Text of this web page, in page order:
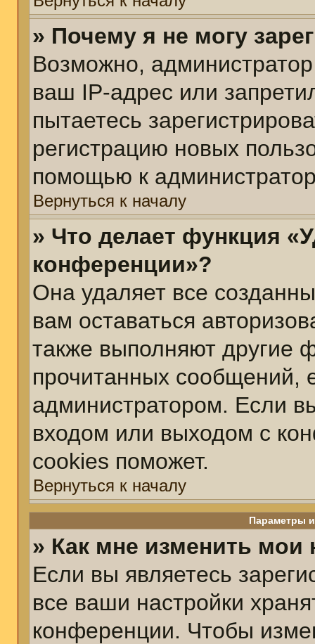
» Почему я не могу
Возможно,
ваш IP-адрес или
пытаетесь
регистрацию новых
помощью к
Вернуться к началу
» Что делает функция
конференции»?
Она удаляет все
вам оставаться
также выполняют другие
прочитанных сообщений,
администратором. Если
входом или выходом с
cookies поможет.
Вернуться к началу
Параметры
» Как мне изменить мои
Если вы являетесь
все ваши настройки
конференции. Чтобы